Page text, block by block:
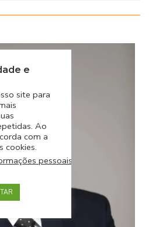
e
site para
Ao
com a
cookies.
pessoais